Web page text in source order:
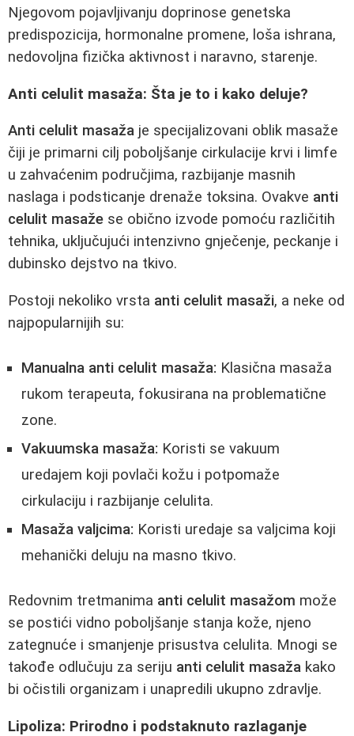
Njegovom pojavljivanju doprinose genetska
predispozicija, hormonalne promene, loša ishrana,
nedovoljna fizička aktivnost i naravno, starenje.
Anti celulit masaža: Šta je to i kako deluje?
Anti celulit masaža je specijalizovani oblik masaže
čiji je primarni cilj poboljšanje cirkulacije krvi i limfe
u zahvaćenim područjima, razbijanje masnih
naslaga i podsticanje drenaže toksina. Ovakve anti
celulit masaže se obično izvode pomoću različitih
tehnika, uključujući intenzivno gnječenje, peckanje i
dubinsko dejstvo na tkivo.
Postoji nekoliko vrsta anti celulit masaži, a neke od
najpopularnijih su:
Manualna anti celulit masaža: Klasična masaža
rukom terapeuta, fokusirana na problematične
zone.
Vakuumska masaža: Koristi se vakuum
uredajem koji povlači kožu i potpomaže
cirkulaciju i razbijanje celulita.
Masaža valjcima: Koristi uredaje sa valjcima koji
mehanički deluju na masno tkivo.
Redovnim tretmanima anti celulit masažom može
se postići vidno poboljšanje stanja kože, njeno
zategnuće i smanjenje prisustva celulita. Mnogi se
takođe odlučuju za seriju anti celulit masaža kako
bi očistili organizam i unapredili ukupno zdravlje.
Lipoliza: Prirodno i podstaknuto razlaganje